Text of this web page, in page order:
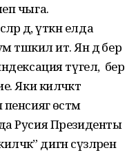
чыга.
дә, үткән елда
итә. Янә дә бер
түгел, ә бер
Яки киләчәктә
өстәмә
Русия Президенты
дигән сүзләрен